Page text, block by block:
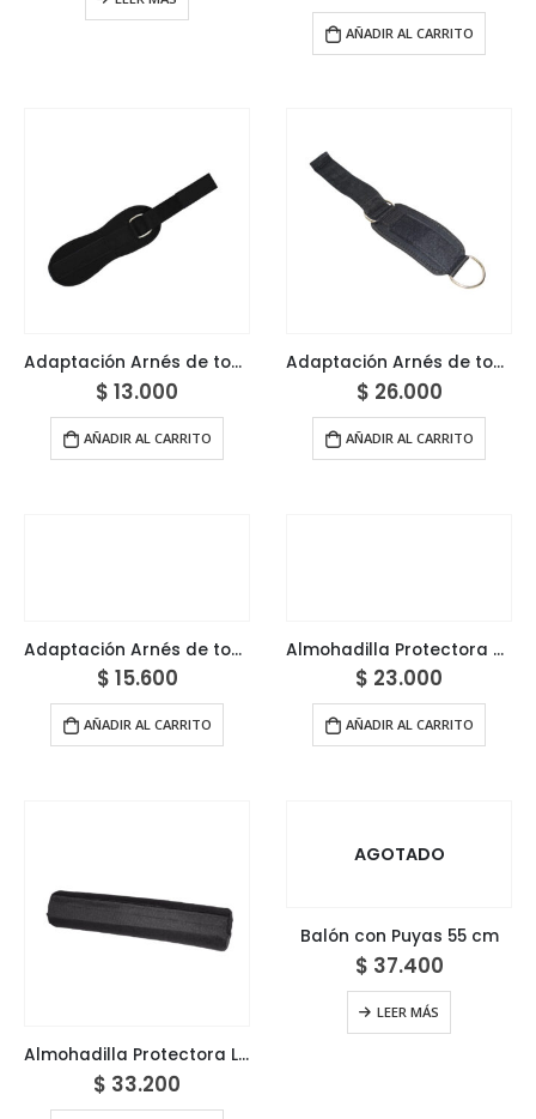
AÑADIR AL CARRITO
Adaptación Arnés de tobillo
$ 13.000
AÑADIR AL CARRITO
Adaptación Arnés de tobillo profesional 2
$ 26.000
AÑADIR AL CARRITO
Adaptación Arnés de tobillo profesional premium
$ 15.600
AÑADIR AL CARRITO
Almohadilla Protectora Contorneada para barra
$ 23.000
AÑADIR AL CARRITO
Almohadilla Protectora Lisa para barra
$ 33.200
AGOTADO
Balón con Puyas 55 cm
$ 37.400
LEER MÁS